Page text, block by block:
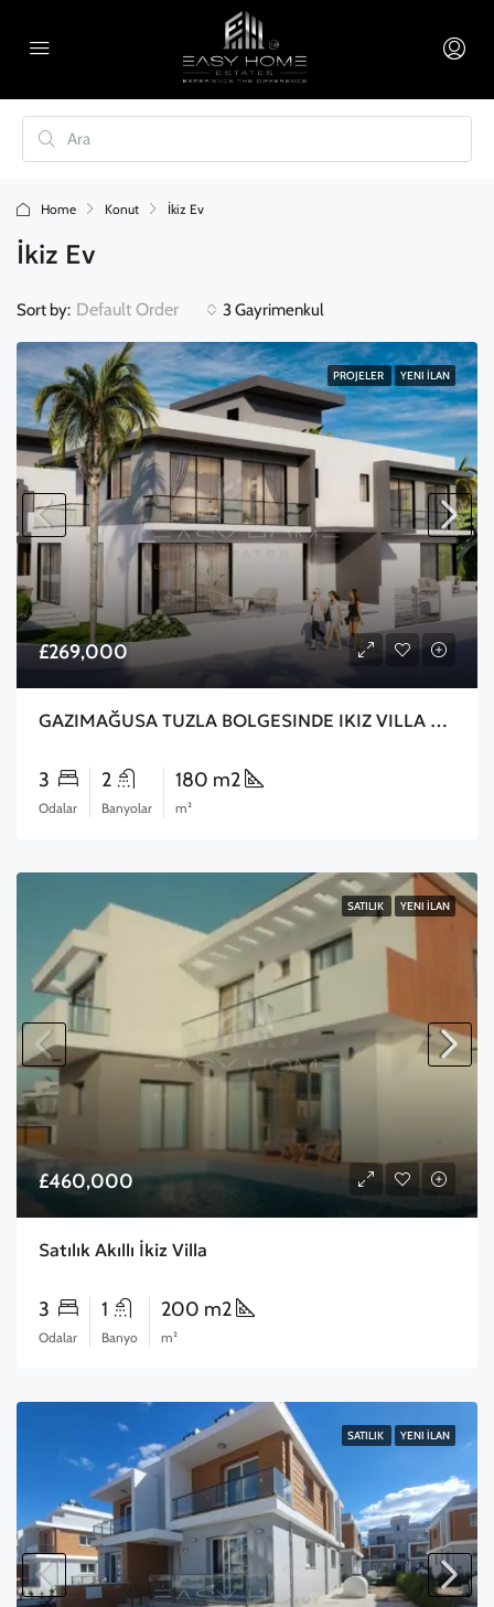
Home Konut İkiz Ev
İkiz Ev
3 Gayrimenkul
Sort by: Default Order
PROJELER YENI İLAN
£269,000
GAZIMAĞUSA TUZLA BOLGESINDE IKIZ VILLA PROJE ARAC VE DAIRE TAKASLARINA ACIKDIR
3
Odalar
2
Banyolar
180 m2
m²
SATILIK YENI İLAN
£460,000
Satılık Akıllı İkiz Villa
3
Odalar
1
Banyo
200 m2
m²
SATILIK YENI İLAN